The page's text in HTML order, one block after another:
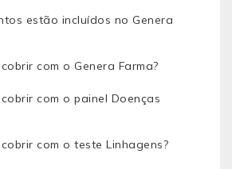
estão incluídos no Genera
com o Genera Farma?
com o painel Doenças
com o teste Linhagens?